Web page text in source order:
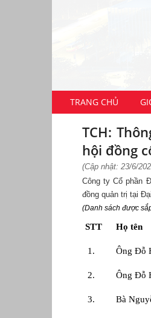
TRANG CHỦ
TCH:
hội đồng
(Cập nhật: 23/6/
Công ty Cổ phần
đồng quản trị tại
(Danh sách được
STT Họ tên
1. Ông Đỗ
2. Ông Đỗ
3. Bà